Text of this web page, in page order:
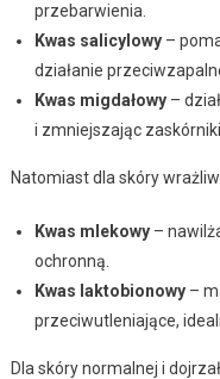
przebarwienia.
Kwas salicylowy–
działanie
Kwas migdałowy–
i zmniejszając zaskórniki.
Natomiast dla skóry
Kwas mlekowy–
ochronną.
Kwas laktobionowy–
przeciwutleniające,
Dla skóry normalnej i